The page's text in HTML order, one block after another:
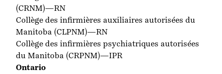
(CRNM)—RN
Collège des infirmières auxiliaires autorisées du
Manitoba (CLPNM)—RN
Collège des infirmières psychiatriques autorisées
du Manitoba (CRPNM)—IPR
Ontario